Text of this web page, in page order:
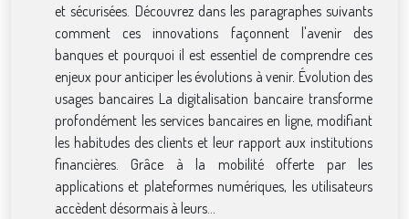
et sécurisées. Découvrez dans les paragraphes suivants
comment ces innovations façonnent l'avenir des
banques et pourquoi il est essentiel de comprendre ces
enjeux pour anticiper les évolutions à venir. Évolution des
usages bancaires La digitalisation bancaire transforme
profondément les services bancaires en ligne, modifiant
les habitudes des clients et leur rapport aux institutions
financières. Grâce à la mobilité offerte par les
applications et plateformes numériques, les utilisateurs
accèdent désormais à leurs...